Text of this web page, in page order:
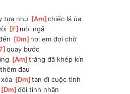
tựa như [Am ]
chiếc lá úa
[F ]mỗi ngã
[Dm ]nơi em đợi chờ
]
quay bước
[Am ]trăng đã khép kín
]thêm đau
[Dm ]tan đi cuộc tình
[Dm ]
đôi tình nhân